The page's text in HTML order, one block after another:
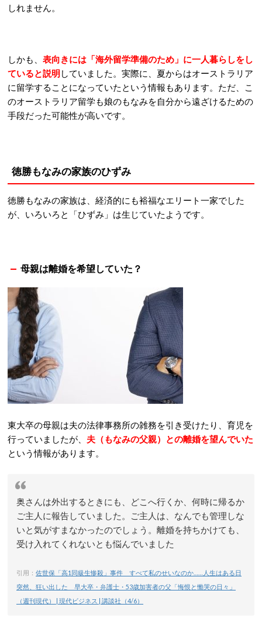
しれません。
しかも、 表向きには「海外留学準備のため」に一人暮らしをし
ていると説明 していました。実際に、夏からはオーストラリア
に留学することになっていたという情報もあります。ただ、こ
のオーストラリア留学も娘のもなみを自分から遠ざけるための
手段だった可能性が高いです。
徳勝もなみの家族のひずみ
徳勝もなみの家族は、経済的にも裕福なエリート一家でした
が、いろいろと「ひずみ」は生じていたようです。
母親は離婚を希望していた？
東大卒の母親は夫の法律事務所の雑務を引き受けたり、育児を
行っていましたが、 夫（もなみの父親）との離婚を望んでいた
という情報があります。
奥さんは外出するときにも、どこへ行くか、何時に帰るか
ご主人に報告していました。ご主人は、なんでも管理しな
いと気がすまなかったのでしょう。離婚を持ちかけても、
受け入れてくれないとも悩んでいました
引用： 佐世保「高1同級生惨殺」事件 すべて私のせいなのか……人生はある日
突然、狂い出した 早大卒・弁護士・53歳加害者の父「悔恨と慟哭の日々」
（週刊現代） | 現代ビジネス | 講談社（4/6）